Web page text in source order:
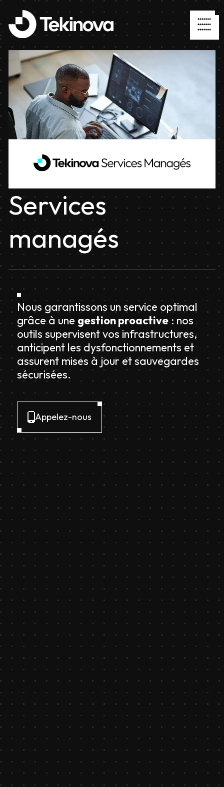
Services
managés
Nous garantissons un service optimal
grâce à une gestion proactive : nos
outils supervisent vos infrastructures,
anticipent les dysfonctionnements et
assurent mises à jour et sauvegardes
sécurisées.
Appelez-nous